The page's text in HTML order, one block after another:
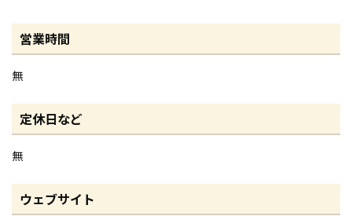
営業時間
無
定休日など
無
ウェブサイト